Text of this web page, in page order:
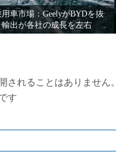
車市場：GeelyがBYDを抜
出が各社の成長を左右
されることはありません。
す